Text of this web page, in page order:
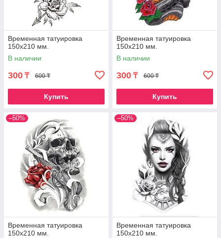
Временная татуировка
150х210 мм.
В наличии
300 ₸ 600 ₸
Купить
Временная татуировка
150х210 мм.
В наличии
300 ₸ 600 ₸
Купить
–50%
Временная татуировка
150х210 мм.
–50%
Временная татуировка
150х210 мм.